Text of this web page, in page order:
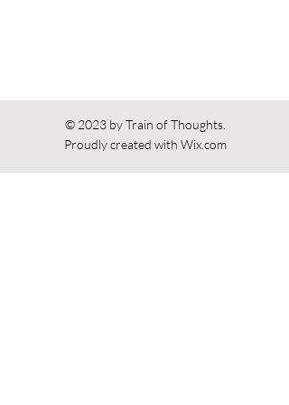
© 2023 by Train of Thoughts.
Proudly created with Wix.com